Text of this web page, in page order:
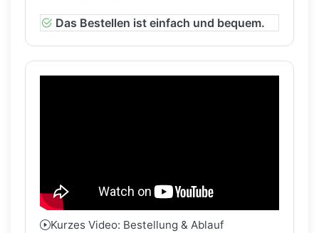
Das Bestellen ist einfach und bequem.
Kurzes Video: Bestellung & Ablauf